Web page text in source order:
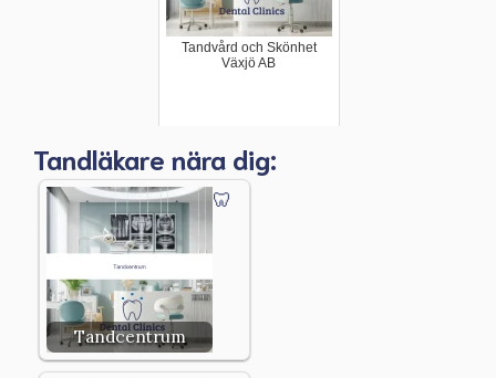
Tandvård och Skönhet
Växjö AB
Tandläkare nära dig:
Tandcentrum